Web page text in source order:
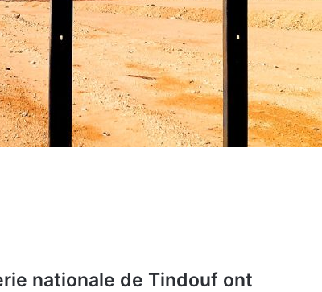
nationale de Tindouf ont